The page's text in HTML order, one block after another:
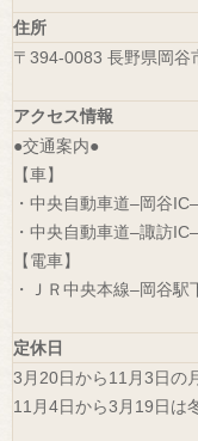
住所
〒394-0083 長野県岡谷
アクセス情報
●交通案内●
【車】
・中央自動車道–岡谷
・中央自動車道–諏訪
【電車】
・ＪＲ中央本線–岡谷
定休日
3月20日から11月3日の
11月4日から3月19日は